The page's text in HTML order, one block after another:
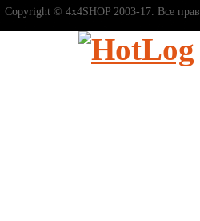
Copyright © 4x4SHOP 2003-17. Все